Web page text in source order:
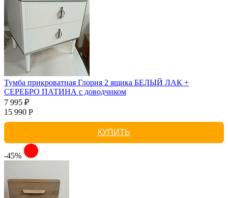
Тумба прикроватная Глория 2 ящика БЕЛЫЙ ЛАК +
СЕРЕБРО ПАТИНА с доводчиком
7 995 ₽
15 990 Р
КУПИТЬ
-45%